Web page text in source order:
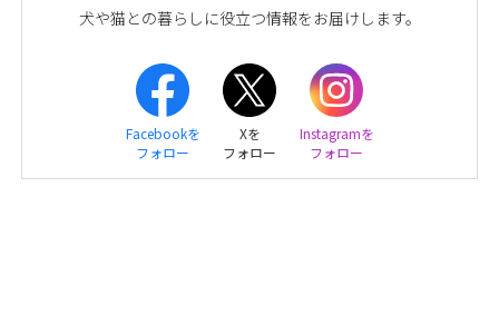
犬や猫との暮らしに役立つ情報をお届けします。
Facebookを
フォロー
Xを
フォロー
Instagramを
フォロー